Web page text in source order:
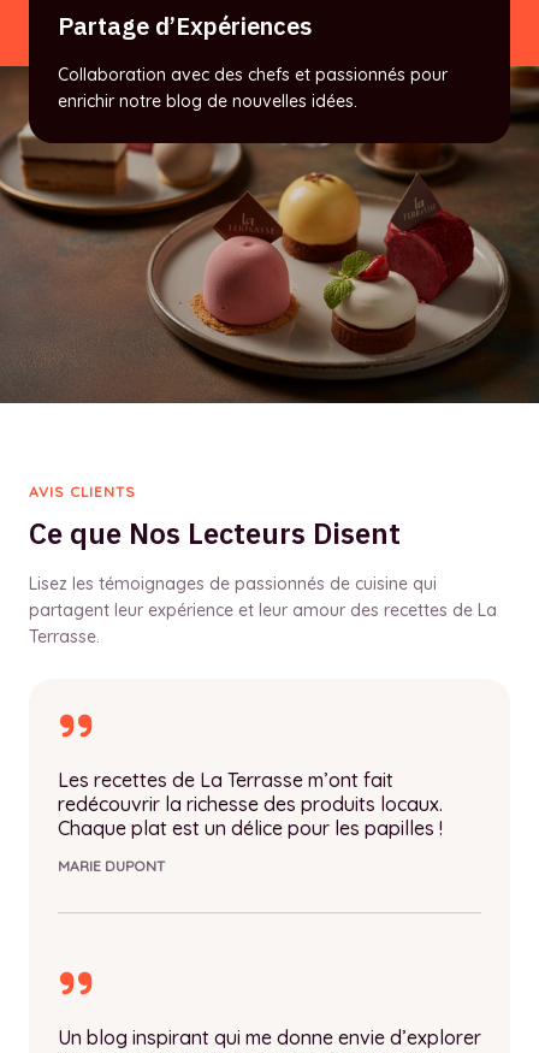
Partage d’Expériences
Collaboration avec des chefs et passionnés pour
enrichir notre blog de nouvelles idées.
Les recettes de La Terrasse m’ont fait
redécouvrir la richesse des produits locaux.
Chaque plat est un délice pour les papilles !
MARIE DUPONT
Un blog inspirant qui me donne envie d’explorer
AVIS CLIENTS
Ce que Nos Lecteurs Disent
Lisez les témoignages de passionnés de cuisine qui
partagent leur expérience et leur amour des recettes de La
Terrasse.